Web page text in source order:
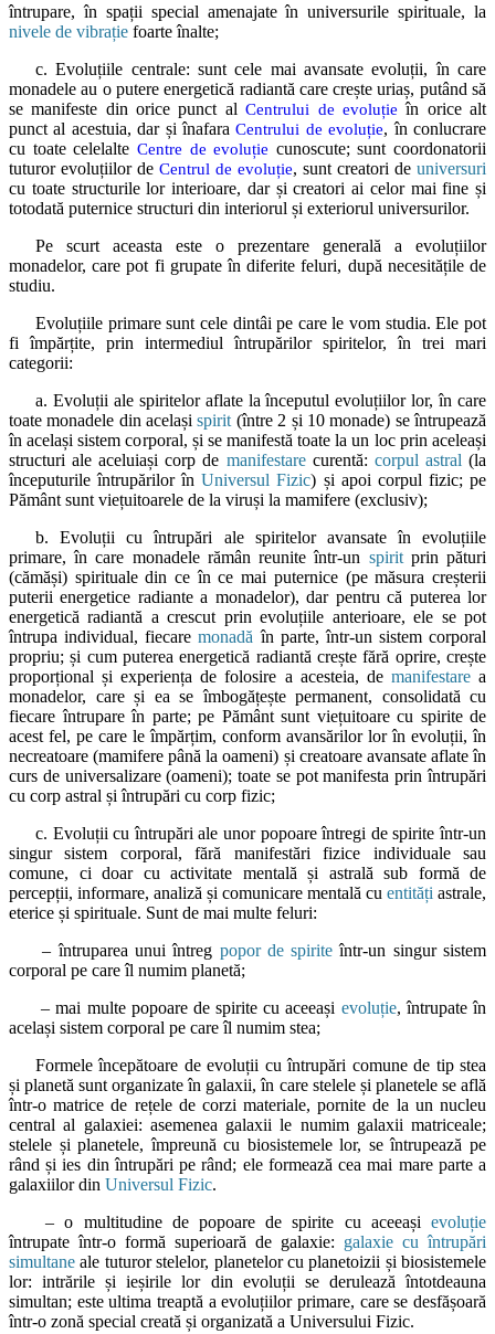
întrupare, în spații special amenajate în universurile spirituale, la
nivele de vibrație foarte înalte;
c. Evoluțiile centrale: sunt cele mai avansate evoluții, în care
monadele au o putere energetică radiantă care crește uriaș, putând să
se manifeste din orice punct alCentrului de evoluție în orice alt
punct al acestuia, dar și înafaraCentrului de evoluție, în conlucrare
cu toate celelalte Centre de evoluție cunoscute; sunt coordonatorii
tuturor evoluțiilor de Centrul de evoluție, sunt creatori de universuri
cu toate structurile lor interioare, dar și creatori ai celor mai fine și
totodată puternice structuri din interiorul și exteriorul universurilor.
Pe scurt aceasta este o prezentare generală a evoluțiilor
monadelor, care pot fi grupate în diferite feluri, după necesitățile de
studiu.
Evoluțiile primare sunt cele dintâi pe care le vom studia. Ele pot
fi împărțite, prin intermediul întrupărilor spiritelor, în trei mari
categorii:
a. Evoluții ale spiritelor aflate la începutul evoluțiilor lor, în care
toate monadele din acelașispirit (între 2 și 10 monade) se întrupează
în același sistem corporal, și se manifestă toate la un loc prin aceleași
structuri ale aceluiași corp de manifestarecurentă: corpul astral (la
începuturile întrupărilor înUniversul Fizic) și apoi corpul fizic; pe
Pământ sunt viețuitoarele de la viruși la mamifere (exclusiv);
b. Evoluții cu întrupări ale spiritelor avansate în evoluțiile
primare, în care monadele rămân reunite într-un spiritprin pături
(cămăși) spirituale din ce în ce mai puternice (pe măsura creșterii
puterii energetice radiante a monadelor), dar pentru că puterea lor
energetică radiantă a crescut prin evoluțiile anterioare, ele se pot
întrupa individual, fiecaremonadă în parte, într-un sistem corporal
propriu; și cum puterea energetică radiantă crește fără oprire, crește
proporțional și experiența de folosire a acesteia, de manifestarea
monadelor, care și ea se îmbogățește permanent, consolidată cu
fiecare întrupare în parte; pe Pământ sunt viețuitoare cu spirite de
acest fel, pe care le împărțim, conform avansărilor lor în evoluții, în
necreatoare (mamifere până la oameni) și creatoare avansate aflate în
curs de universalizare (oameni); toate se pot manifesta prin întrupări
cu corp astral și întrupări cu corp fizic;
c. Evoluții cu întrupări ale unor popoare întregi de spirite într-un
singur sistem corporal, fără manifestări fizice individuale sau
comune, ci doar cu activitate mentală și astrală sub formă de
percepții, informare, analiză și comunicare mentală cu entități astrale,
eterice și spirituale. Sunt de mai multe feluri:
– întruparea unui întreg popor de spirite într-un singur sistem
corporal pe care îl numim planetă;
– mai multe popoare de spirite cu aceeași evoluție, întrupate în
același sistem corporal pe care îl numim stea;
Formele începătoare de evoluții cu întrupări comune de tip stea
și planetă sunt organizate în galaxii, în care stelele și planetele se află
într-o matrice de rețele de corzi materiale, pornite de la un nucleu
central al galaxiei: asemenea galaxii le numim galaxii matriceale;
stelele și planetele, împreună cu biosistemele lor, se întrupează pe
rând și ies din întrupări pe rând; ele formează cea mai mare parte a
galaxiilor din Universul Fizic.
– o multitudine de popoare de spirite cu aceeași evoluție
întrupate într-o formă superioară de galaxie: galaxie cu întrupări
simultane ale tuturor stelelor, planetelor cu planetoizii și biosistemele
lor: intrările și ieșirile lor din evoluții se derulează întotdeauna
simultan; este ultima treaptă a evoluțiilor primare, care se desfășoară
într-o zonă special creată și organizată a Universului Fizic.